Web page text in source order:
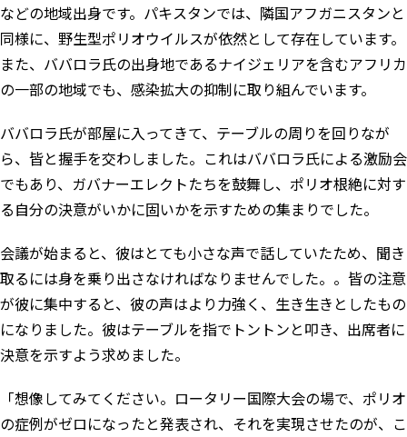
などの地域出身です。パキスタンでは、隣国アフガニスタンと
同様に、野生型ポリオウイルスが依然として存在しています。
また、ババロラ氏の出身地であるナイジェリアを含むアフリカ
の一部の地域でも、感染拡大の抑制に取り組んでいます。
ババロラ氏が部屋に入ってきて、テーブルの周りを回りなが
ら、皆と握手を交わしました。これはババロラ氏による激励会
でもあり、ガバナーエレクトたちを鼓舞し、ポリオ根絶に対す
る自分の決意がいかに固いかを示すための集まりでした。
会議が始まると、彼はとても小さな声で話していたため、聞き
取るには身を乗り出さなければなりませんでした。。皆の注意
が彼に集中すると、彼の声はより力強く、生き生きとしたもの
になりました。彼はテーブルを指でトントンと叩き、出席者に
決意を示すよう求めました。
「想像してみてください。ロータリー国際大会の場で、ポリオ
の症例がゼロになったと発表され、それを実現させたのが、こ